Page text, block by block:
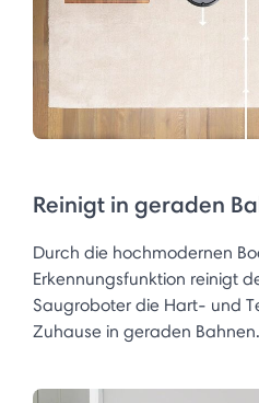
Reinigt in geraden
Durch die hochmodernen
Erkennungsfunktion reinigt
Saugroboter die Hart- und
Zuhause in geraden Bahnen.